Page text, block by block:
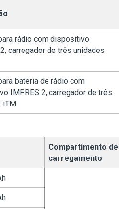
rádio com dispositivo
carregador de três unidades
bateria de rádio com
IMPRES 2, carregador de três
iTM
Compartimento de
carregamento